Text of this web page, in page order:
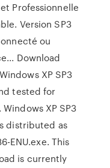
Professionnelle
Version SP3
ou
Download
XP SP3
tested for
XP SP3
distributed as
ENU.exe. This
is currently